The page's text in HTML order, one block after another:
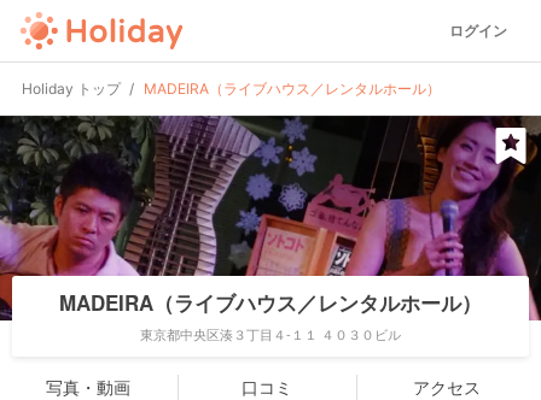
ログイン
Holiday トップ MADEIRA（ライブハウス／レンタルホール）
MADEIRA（ライブハウス／レンタルホール）
東京都中央区湊３丁目４-１１ ４０３０ビル
写真・動画 口コミ アクセス